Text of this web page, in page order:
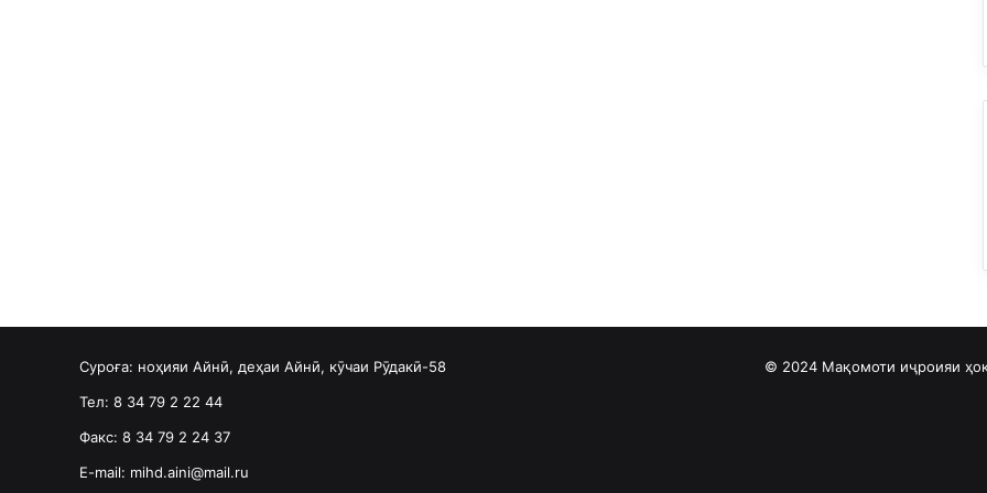
Суроға: ноҳияи Айнӣ, деҳаи Айнӣ, кӯчаи Рӯдакӣ-58
Тел: 8 34 79 2 22 44
Факс: 8 34 79 2 24 37
E-mail: mihd.aini@mail.ru
© 2024 Мақомоти иҷроияи